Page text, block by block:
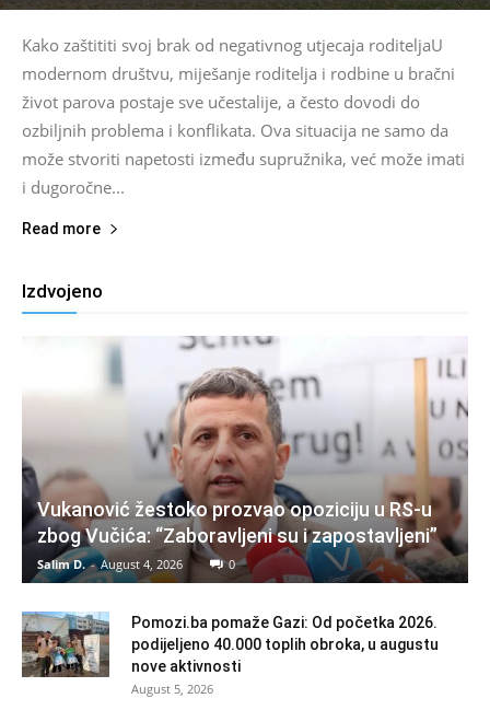
Kako zaštititi svoj brak od negativnog utjecaja roditeljaU
modernom društvu, miješanje roditelja i rodbine u bračni
život parova postaje sve učestalije, a često dovodi do
ozbiljnih problema i konflikata. Ova situacija ne samo da
može stvoriti napetosti između supružnika, već može imati
i dugoročne...
Read more
Izdvojeno
Vukanović žestoko prozvao opoziciju u RS-u
zbog Vučića: “Zaboravljeni su i zapostavljeni”
Salim D. - August 4, 2026 0
Pomozi.ba pomaže Gazi: Od početka 2026.
podijeljeno 40.000 toplih obroka, u augustu
nove aktivnosti
August 5, 2026